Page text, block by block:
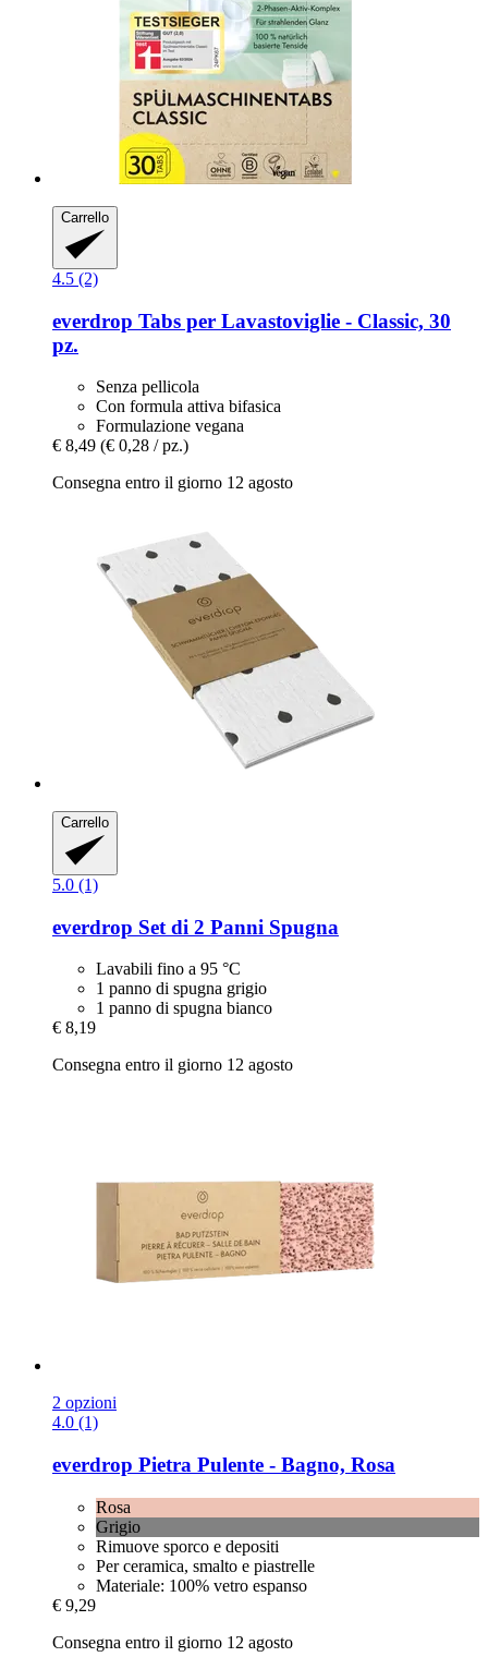
Carrello
4.5 (2)
everdrop Tabs per Lavastoviglie -​ Classic, 30
pz.
Senza pellicola
Con formula attiva bifasica
Formulazione vegana
€ 8,49 (€ 0,28 / pz.)
Consegna entro il giorno 12 agosto
Carrello
5.0 (1)
everdrop Set di 2 Panni Spugna
Lavabili fino a 95 °C
1 panno di spugna grigio
1 panno di spugna bianco
€ 8,19
Consegna entro il giorno 12 agosto
2 opzioni
4.0 (1)
everdrop Pietra Pulente -​ Bagno, Rosa
Rosa
Grigio
Rimuove sporco e depositi
Per ceramica, smalto e piastrelle
Materiale: 100% vetro espanso
€ 9,29
Consegna entro il giorno 12 agosto